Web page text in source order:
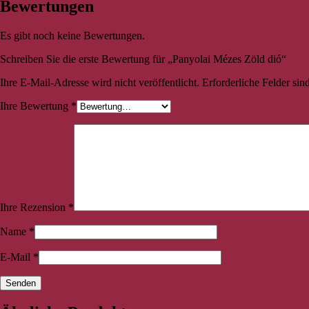
Bewertungen
Es gibt noch keine Bewertungen.
Schreiben Sie die erste Bewertung für „Panyolai Mézes Zöld dió“
Ihre E-Mail-Adresse wird nicht veröffentlicht. Erforderliche Felder
Ihre Bewertung *
Ihre Rezension *
Name *
E-Mail *